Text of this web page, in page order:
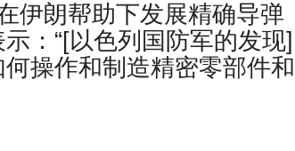
伊朗帮助下发展精确导弹
：“[以色列国防军的发现]
操作和制造精密零部件和